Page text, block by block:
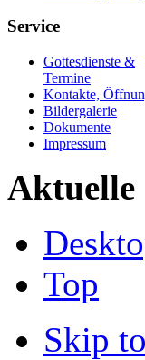
Service
Gottesdienste &
Termine
Kontakte,
Bildergalerie
Dokumente
Impressum
Aktuelle
Top
Skip